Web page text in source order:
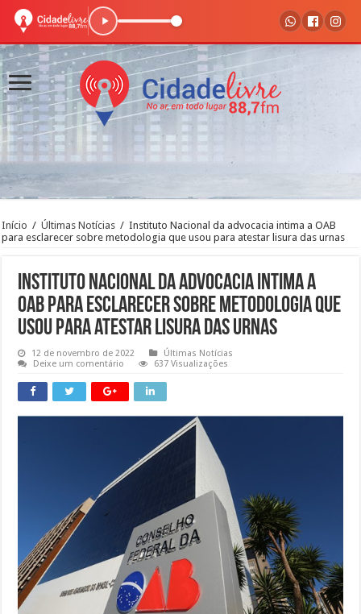
Início / Últimas Notícias / Instituto Nacional da advocacia intima a OAB
para esclarecer sobre metodologia que usou para atestar lisura das urnas
Instituto Nacional da advocacia intima a
OAB para esclarecer sobre metodologia que
usou para atestar lisura das urnas
12 de novembro de 2022
Últimas Notícias
Deixe um comentário
637 Visualizações